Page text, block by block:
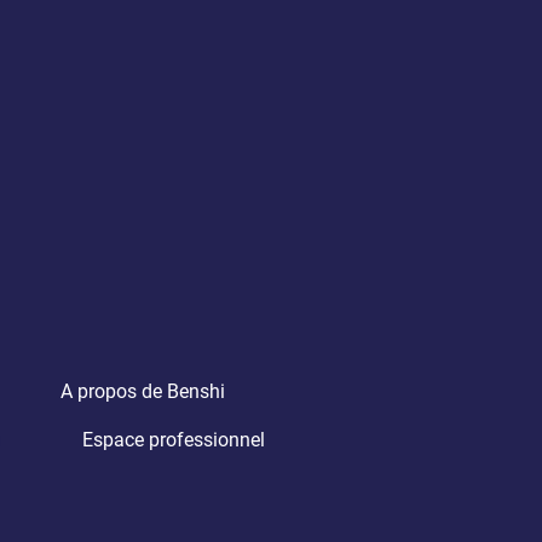
A propos de Benshi
Espace professionnel